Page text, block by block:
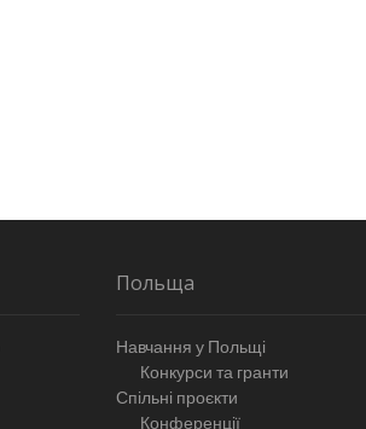
Польща
Навчання у Польщі
Конкурси та гранти
Спільні проєкти
Конференції